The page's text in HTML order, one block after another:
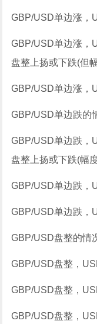
GBP/USD单边涨，
GBP/USD单边涨，
盘整上扬或下跌(但
GBP/USD单边涨，
GBP/USD单边跌的
GBP/USD单边跌，
盘整上扬或下跌(幅度
GBP/USD单边跌，
GBP/USD单边跌，
GBP/USD盘整的情
GBP/USD盘整，
GBP/USD盘整，
GBP/USD盘整，